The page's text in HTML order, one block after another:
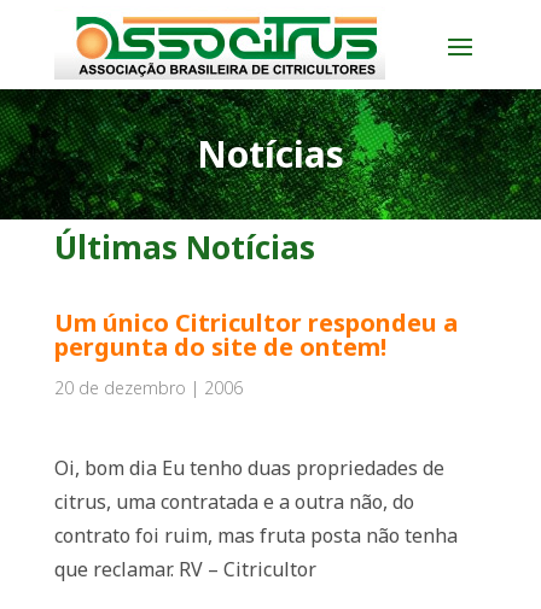
Notícias
Últimas Notícias
Um único Citricultor respondeu a
pergunta do site de ontem!
20 de dezembro | 2006
Oi, bom dia Eu tenho duas propriedades de
citrus, uma contratada e a outra não, do
contrato foi ruim, mas fruta posta não tenha
que reclamar. RV – Citricultor